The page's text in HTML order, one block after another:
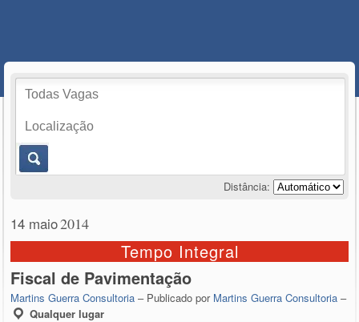
Distância:
14 maio2014
Tempo Integral
Fiscal de Pavimentação
Martins Guerra Consultoria – Publicado por Martins Guerra Consultoria –
Qualquer lugar